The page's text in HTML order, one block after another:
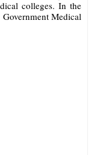
colleges. In the
Medical